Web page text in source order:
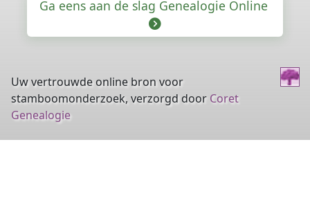
Ga eens aan de slag Genealogie Online
Uw vertrouwde online bron voor
stamboomonderzoek, verzorgd door Coret
Genealogie